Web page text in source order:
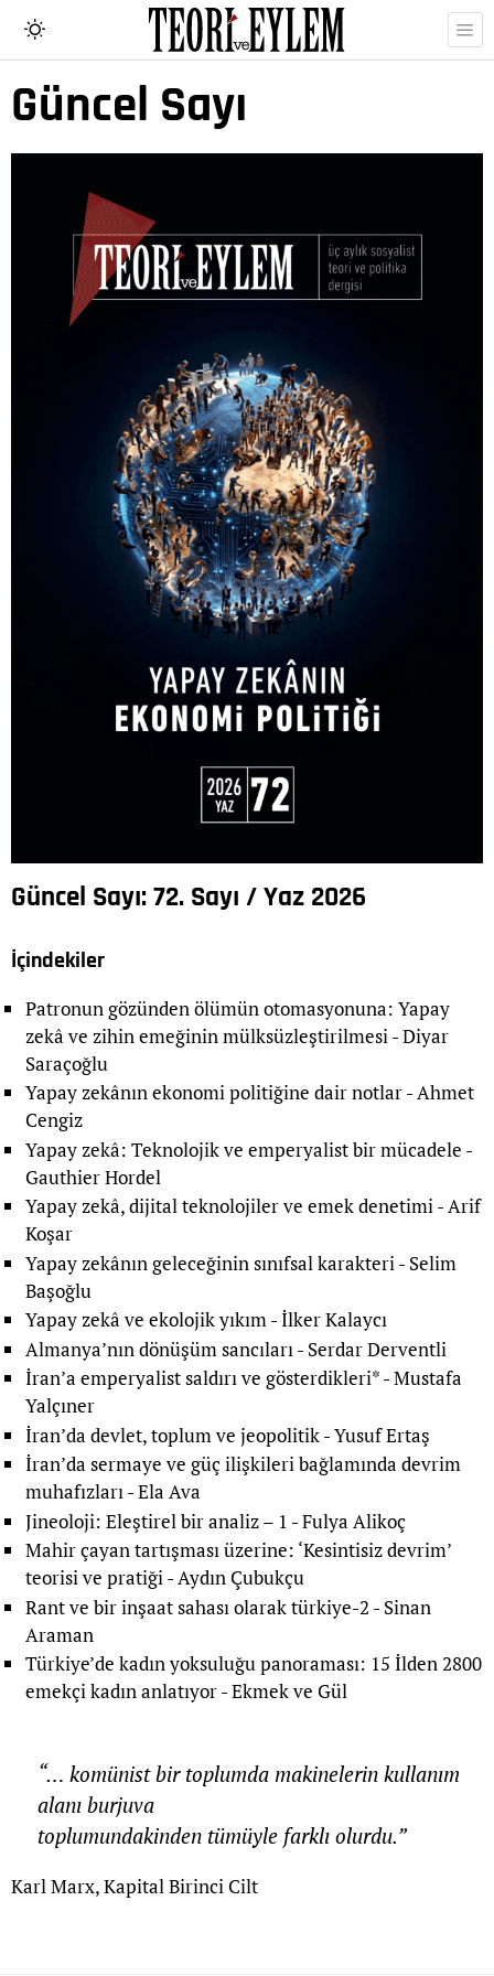
Güncel Sayı
Güncel Sayı: 72. Sayı / Yaz 2026
İçindekiler
Patronun gözünden ölümün otomasyonuna: Yapay
zekâ ve zihin emeğinin mülksüzleştirilmesi - Diyar
Saraçoğlu
Yapay zekânın ekonomi politiğine dair notlar- Ahmet
Cengiz
Yapay zekâ: Teknolojik ve emperyalist bir mücadele -
Gauthier Hordel
Yapay zekâ, dijital teknolojiler ve emek denetimi- Arif
Koşar
Yapay zekânın geleceğinin sınıfsal karakteri - Selim
Başoğlu
Yapay zekâ ve ekolojik yıkım- İlker Kalaycı
Almanya’nın dönüşüm sancıları - Serdar Derventli
İran’a emperyalist saldırı ve gösterdikleri*- Mustafa
Yalçıner
İran’da devlet, toplum ve jeopolitik- Yusuf Ertaş
İran’da sermaye ve güç ilişkileri bağlamında devrim
muhafızları- Ela Ava
Jineoloji: Eleştirel bir analiz – 1 - Fulya Alikoç
Mahir çayan tartışması üzerine: ‘Kesintisiz devrim’
teorisi ve pratiği- Aydın Çubukçu
Rant ve bir inşaat sahası olarak türkiye-2 - Sinan
Araman
Türkiye’de kadın yoksuluğu panoraması: 15 İlden 2800
emekçi kadın anlatıyor- Ekmek ve Gül
“… komünist bir toplumda makinelerin kullanım
alanı burjuva
toplumundakinden tümüyle farklı olurdu.”
Karl Marx, Kapital Birinci Cilt